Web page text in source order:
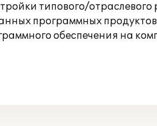
типового/
программных продуктов
обеспечения на